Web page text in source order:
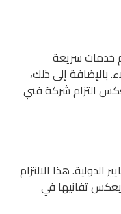
خدمات سريعة
بالإضافة إلى ذلك،
التزام شركة فني
هذا الالتزام
يعكس تفانيها في